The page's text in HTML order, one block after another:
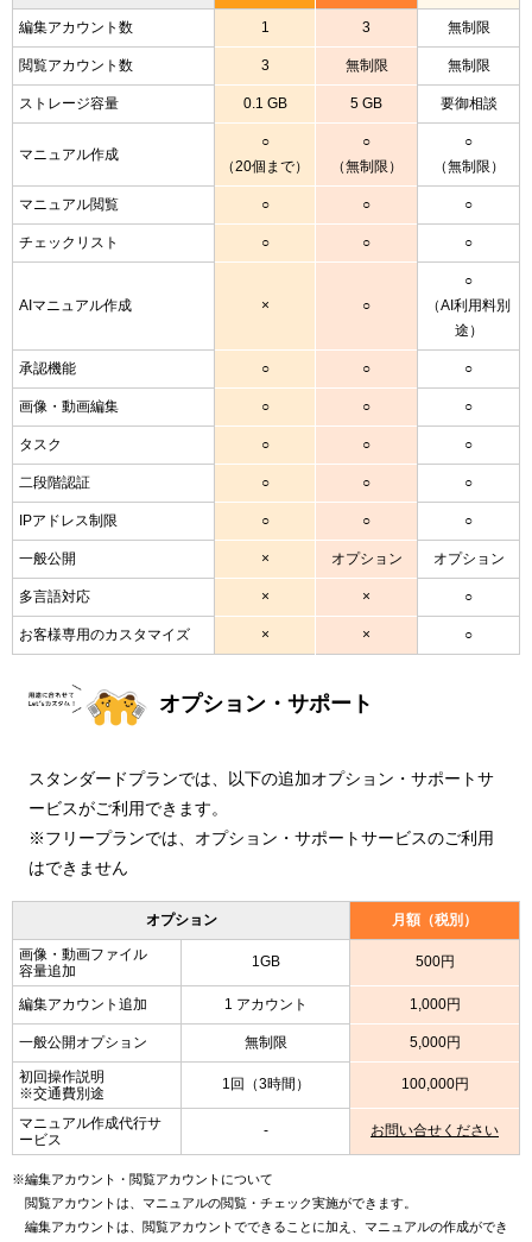
編集アカウント数 1 3 無制限
閲覧アカウント数 3 無制限 無制限
ストレージ容量 0.1 GB 5 GB 要御相談
マニュアル作成
○
（20個まで）
○
（無制限）
○
（無制限）
マニュアル閲覧 ○ ○ ○
チェックリスト ○ ○ ○
AIマニュアル作成 × ○
○
（AI利用料別
途）
承認機能 ○ ○ ○
画像・動画編集 ○ ○ ○
タスク ○ ○ ○
二段階認証 ○ ○ ○
IPアドレス制限 ○ ○ ○
一般公開 × オプション オプション
多言語対応 × × ○
お客様専用のカスタマイズ × × ○
オプション・サポート
スタンダードプランでは、以下の追加オプション・サポートサ
ービスがご利用できます。
※フリープランでは、オプション・サポートサービスのご利用
はできません
オプション 月額（税別）
画像・動画ファイル
容量追加
1GB 500円
編集アカウント追加 1 アカウント 1,000円
一般公開オプション 無制限 5,000円
初回操作説明
※交通費別途
1回（3時間） 100,000円
マニュアル作成代行サ
ービス
- お問い合せください
※編集アカウント・閲覧アカウントについて
閲覧アカウントは、マニュアルの閲覧・チェック実施ができます。
編集アカウントは、閲覧アカウントでできることに加え、マニュアルの作成ができ